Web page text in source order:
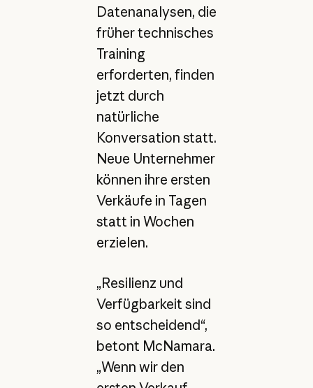
Datenanalysen, die
früher technisches
Training
erforderten, finden
jetzt durch
natürliche
Konversation statt.
Neue Unternehmer
können ihre ersten
Verkäufe in Tagen
statt in Wochen
erzielen.
„Resilienz und
Verfügbarkeit sind
so entscheidend“,
betont McNamara.
„Wenn wir den